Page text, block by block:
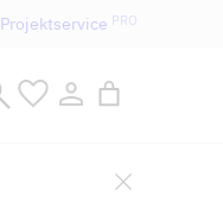
Projektservice PRO